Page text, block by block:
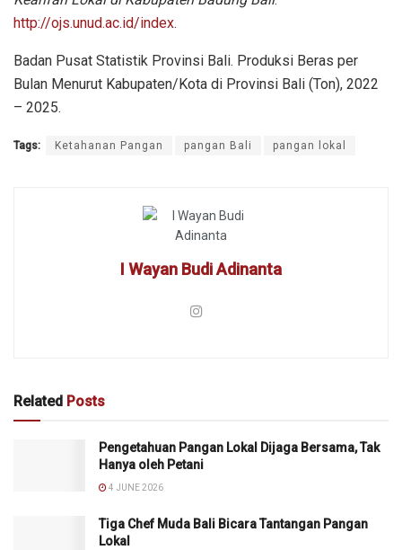
http://ojs.unud.ac.id/index.
Badan Pusat Statistik Provinsi Bali. Produksi Beras per
Bulan Menurut Kabupaten/Kota di Provinsi Bali (Ton), 2022
– 2025.
Tags: Ketahanan Pangan pangan Bali pangan lokal
I Wayan Budi Adinanta
Related Posts
Pengetahuan Pangan Lokal Dijaga Bersama, Tak
Hanya oleh Petani
4 JUNE 2026
Tiga Chef Muda Bali Bicara Tantangan Pangan
Lokal